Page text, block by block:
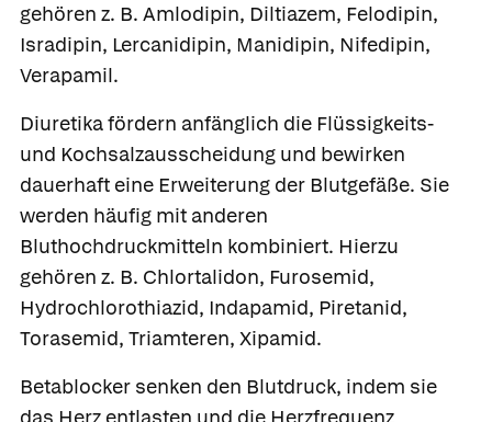
gehören z. B. Amlodipin, Diltiazem, Felodipin,
Isradipin, Lercanidipin, Manidipin, Nifedipin,
Verapamil.
Diuretikafördern anfänglich die Flüssigkeits-
und Kochsalzausscheidung und bewirken
dauerhaft eine Erweiterung der Blutgefäße. Sie
werden häufig mit anderen
Bluthochdruckmitteln kombiniert. Hierzu
gehören z. B. Chlortalidon, Furosemid,
Hydrochlorothiazid, Indapamid, Piretanid,
Torasemid, Triamteren, Xipamid.
Betablocker senken den Blutdruck, indem sie